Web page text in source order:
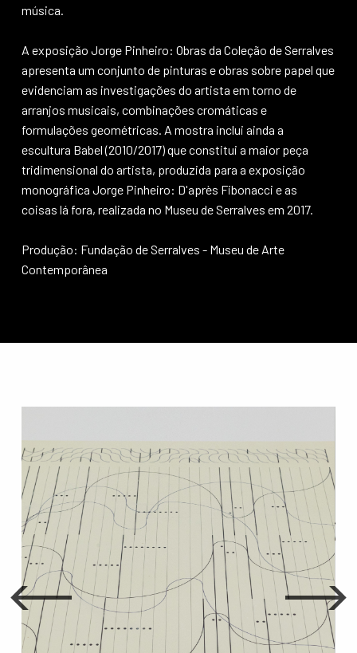
música.
A exposição Jorge Pinheiro: Obras da Coleção de Serralves
apresenta um conjunto de pinturas e obras sobre papel que
evidenciam as investigações do artista em torno de
arranjos musicais, combinações cromáticas e
formulações geométricas. A mostra inclui ainda a
escultura Babel (2010/2017) que constitui a maior peça
tridimensional do artista, produzida para a exposição
monográfica Jorge Pinheiro: D'après Fibonacci e as
coisas lá fora, realizada no Museu de Serralves em 2017.
Produção: Fundação de Serralves - Museu de Arte
Contemporânea